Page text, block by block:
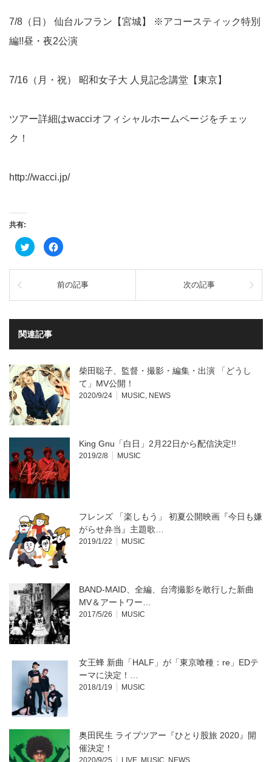
7/8（日） 仙台ルフラン【宮城】 ※アコースティック特別
編!!昼・夜2公演
7/16（月・祝） 昭和女子大 人見記念講堂【東京】
ツアー詳細はwacciオフィシャルホームページをチェッ
ク！
http://wacci.jp/
共有:
ク
リ
共
(新
い
ウ
ウ
で
開
き
ま
す)
Facebook
で
る
に
ク
ッ
い
(新
し
い
ウ
ィ
ン
ド
ウ
き
ま
す)
前の記事 次の記事
関連記事
柴田聡子、監督・撮影・編集・出演 「どうし
て」MV公開！
2020/9/24 MUSIC, NEWS
King Gnu「白日」2月22日から配信決定!!
2019/2/8 MUSIC
フレンズ 「楽しもう」 初夏公開映画『今日も嫌
がらせ弁当』主題歌…
2019/1/22 MUSIC
BAND-MAID、全編、台湾撮影を敢行した新曲
MV＆アートワー…
2017/5/26 MUSIC
女王蜂 新曲「HALF」が「東京喰種：re」EDテ
ーマに決定！…
2018/1/19 MUSIC
奥田民生 ライブツアー『ひとり股旅 2020』開
催決定！